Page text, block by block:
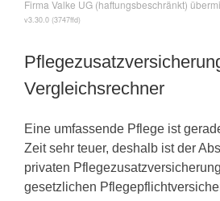
Vergleichsrechner
Eine umfassende Pflege ist
Zeit sehr teuer, deshalb ist der
privaten
gesetzlichen